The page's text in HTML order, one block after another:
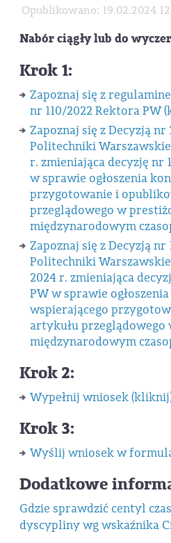
Opublikowano: 19.02.2024
Nabór ciągły lub do
Krok 1:
Zapoznaj się z
nr 110/2022 Rektora PW
Zapoznaj się z Decyzją
Politechniki
r. zmieniająca decyzję nr
w sprawie ogłoszenia
przygotowanie i
przeglądowego w
międzynarodowym
Zapoznaj się z Decyzją
Politechniki
2024 r. zmieniająca
PW w sprawie
wspierającego
artykułu
międzynarodowym
Krok 2:
Wypełnij wniosek
Krok 3:
Wyślij wniosek w
Dodatkowe
Gdzie sprawdzić centyl
dyscypliny wg wskaźnika